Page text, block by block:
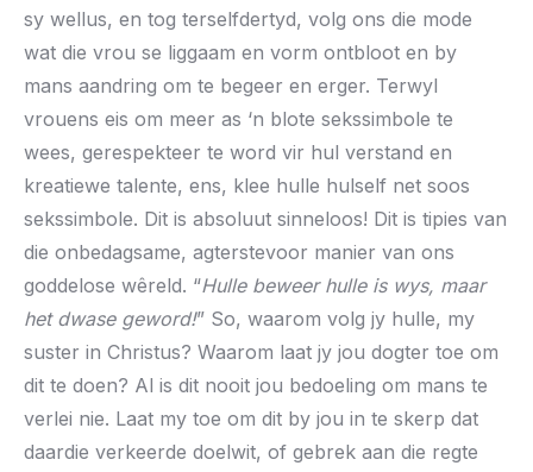
sy wellus, en tog terselfdertyd, volg ons die mode
wat die vrou se liggaam en vorm ontbloot en by
mans aandring om te begeer en erger. Terwyl
vrouens eis om meer as ‘n blote sekssimbole te
wees, gerespekteer te word vir hul verstand en
kreatiewe talente, ens, klee hulle hulself net soos
sekssimbole. Dit is absoluut sinneloos! Dit is tipies van
die onbedagsame, agterstevoor manier van ons
goddelose wêreld. “Hulle beweer hulle is wys, maar
het dwase geword!” So, waarom volg jy hulle, my
suster in Christus? Waarom laat jy jou dogter toe om
dit te doen? Al is dit nooit jou bedoeling om mans te
verlei nie. Laat my toe om dit by jou in te skerp dat
daardie verkeerde doelwit, of gebrek aan die regte